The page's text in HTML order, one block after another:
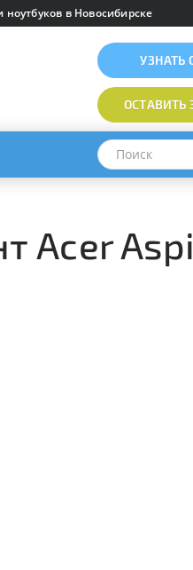
в Новосибирске
УЗНАТЬ
ОСТАВИТЬ
Acer